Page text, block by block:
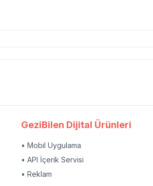
GeziBilen Dijital Ürünleri
• Mobil Uygulama
• API İçerik Servisi
• Reklam